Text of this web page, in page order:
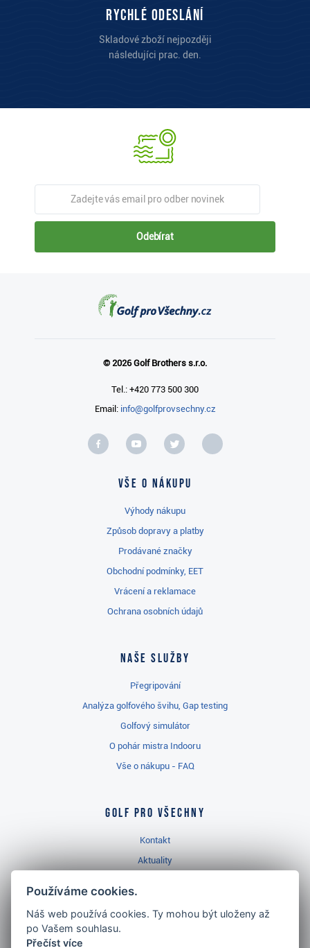
Rychlé odeslání
Skladové zboží nejpozději
následujíci prac. den.
Odebírat
© 2026 Golf Brothers s.r.o.
Tel.: +420 773 500 300
Email: info@golfprovsechny.cz
Vše o nákupu
Výhody nákupu
Způsob dopravy a platby
Prodávané značky
Obchodní podmínky, EET
Vrácení a reklamace
Ochrana osobních údajů
Naše služby
Přegripování
Analýza golfového švihu, Gap testing
Golfový simulátor
O pohár mistra Indooru
Vše o nákupu - FAQ
Golf pro všechny
Kontakt
Aktuality
Golfový slovník
Používáme cookies.
Náš web používá cookies. Ty mohou být uloženy až
po Vašem souhlasu.
Přečíst více